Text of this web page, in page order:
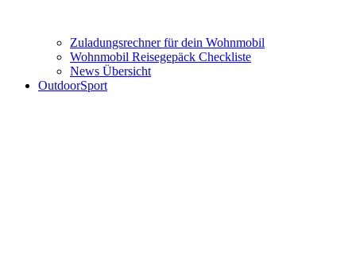
Zuladungsrechner für dein Wohnmobil
Wohnmobil Reisegepäck Checkliste
News Übersicht
OutdoorSport